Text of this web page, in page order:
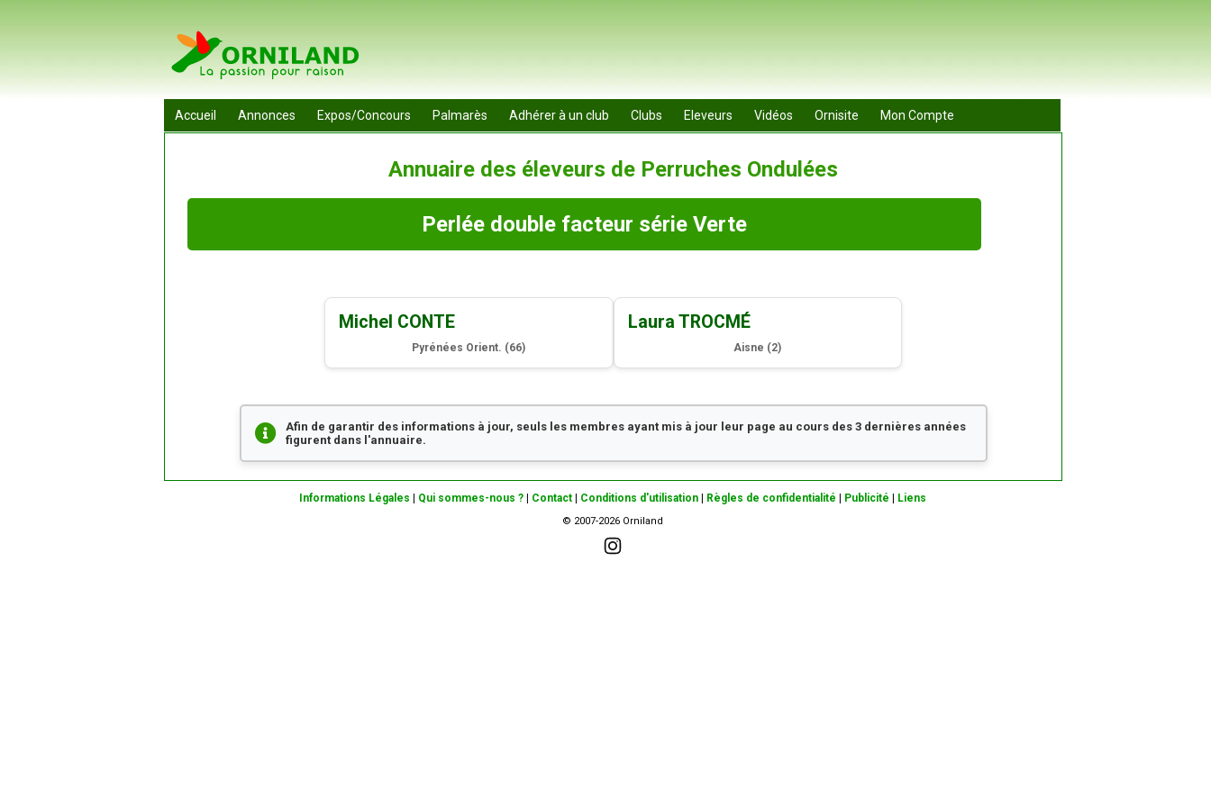
Accueil Annonces Expos/Concours Palmarès Adhérer à un club Clubs Eleveurs Vidéos Ornisite Mon Compte
Annuaire des éleveurs de Perruches Ondulées
Perlée double facteur série Verte
Michel CONTE
Pyrénées Orient. (66)
Laura TROCMÉ
Aisne (2)
Afin de garantir des informations à jour, seuls les membres ayant mis à jour leur page au cours des 3 dernières années
figurent dans l'annuaire.
Informations Légales Qui sommes-nous ?| Contact| Conditions d'utilisation| Règles de confidentialité Publicité Liens
© 2007-2026 Orniland